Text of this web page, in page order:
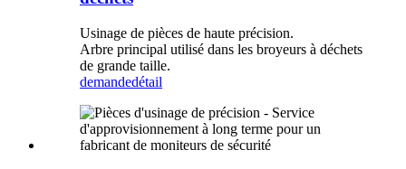
Usinage de pièces de haute précision.
Arbre principal utilisé dans les broyeurs à déchets
de grande taille.
demandedétail